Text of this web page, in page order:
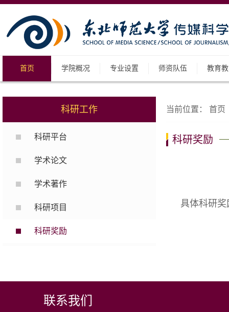
首页 学院概况 专业设置 师资队伍 教育
科研工作
科研平台
学术论文
学术著作
科研项目
科研奖励
当前位置： 首页
科研奖励
具体科研
联系我们